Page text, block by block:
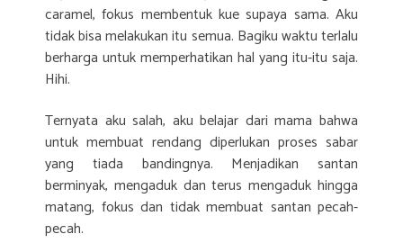
caramel, fokus membentuk kue supaya sama. Aku
tidak bisa melakukan itu semua. Bagiku waktu terlalu
berharga untuk memperhatikan hal yang itu-itu saja.
Hihi.
Ternyata aku salah, aku belajar dari mama bahwa
untuk membuat rendang diperlukan proses sabar
yang tiada bandingnya. Menjadikan santan
berminyak, mengaduk dan terus mengaduk hingga
matang, fokus dan tidak membuat santan pecah-
pecah.